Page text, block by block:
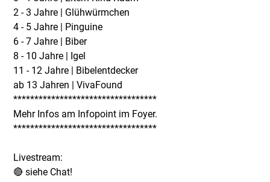
2 - 3 Jahre | Glühwürmchen
4 - 5 Jahre | Pinguine
6 - 7 Jahre | Biber
8 - 10 Jahre | Igel
11 - 12 Jahre | Bibelentdecker
ab 13 Jahren | VivaFound
**********************************
Mehr Infos am Infopoint im Foyer.
**********************************
Livestream:
🔴 siehe Chat!